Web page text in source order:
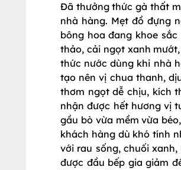
Đã thưởng thức gà thất
nhà hàng. Mẹt đồ đựng
bông hoa đang khoe
thảo, cải ngọt xanh
thức nước dùng khi nhà
tạo nên vị chua thanh,
thơm ngọt dễ chịu, kích
nhận được hết hương vị
gầu bò vừa mềm vừa
khách hàng dù khó tính
với rau sống, chuối
được đầu bếp gia giảm